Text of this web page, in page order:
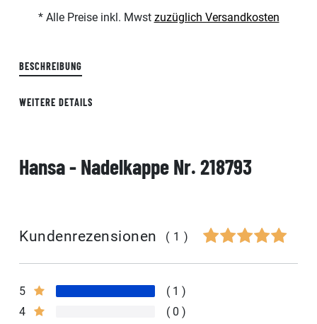
* Alle Preise inkl. Mwst zuzüglich Versandkosten
BESCHREIBUNG
WEITERE DETAILS
Hansa - Nadelkappe Nr. 218793
Kundenrezensionen (1)
5
1
4
0